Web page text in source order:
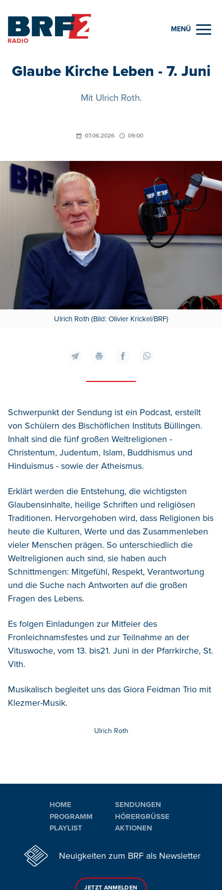
MENÜ
Glaube Kirche Leben - 7. Juni
Mit Ulrich Roth.
07.06.2026 09:00
Ulrich Roth (Bild: Olivier Krickel/BRF)
Schwerpunkt der Sendung ist ein Podcast, erstellt
von Schülern des Bischöflichen Instituts Büllingen.
Inhalt sind die fünf großen Weltreligionen -
Christentum, Judentum, Islam, Buddhismus und
Hinduismus - sowie der Atheismus.
Erklärt werden die Entstehung, die wichtigsten
Glaubensinhalte, heilige Schriften und religiösen
Traditionen. Hervorgehoben wird, dass Religionen bis
heute die Kulturen, Werte und das Zusammenleben
vieler Menschen prägen. So unterschiedlich die
Weltreligionen auch sind, sie haben auch
Schnittmengen: Mitgefühl, Respekt, Verantwortung
und die Suche nach Antworten auf die großen
Fragen des Lebens.
Es folgen Einladungen zur Mitfeier des
Fronleichnamsfestes und zur Teilnahme an der
Vituswoche, vom 13. bis21. Juni in der Pfarrkirche, St.
Vith.
Musikalisch begleitet uns das Giora Feidman Trio mit
Klezmer-Musik.
Ulrich Roth
HOME
PROGRAMM
PLAYLIST
SENDUNGEN
HÖRERGRÜSSE
AKTIONEN
Neuigkeiten zum BRF als Newsletter
JETZT ANMELDEN